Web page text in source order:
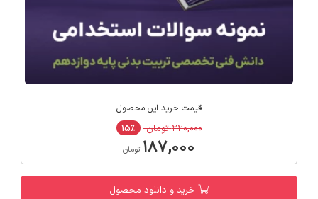
قیمت خرید این محصول
۲۲۰,۰۰۰ تومان ۱۵٪
۱۸۷,۰۰۰ تومان
خرید و دانلود محصول